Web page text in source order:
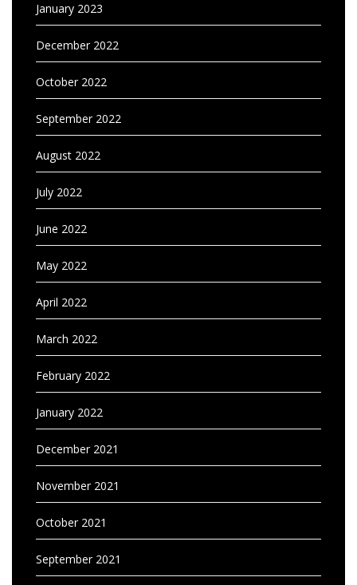
January 2023
December 2022
October 2022
September 2022
August 2022
July 2022
June 2022
May 2022
April 2022
March 2022
February 2022
January 2022
December 2021
November 2021
October 2021
September 2021